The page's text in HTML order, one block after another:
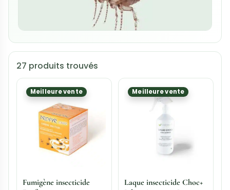
Plaque de glu Trapper
LTD
18,00€–95,00€
Choix des options
Digrain 100ml
11,00€
Ajouter au panier
Meilleure vente Meilleure vente